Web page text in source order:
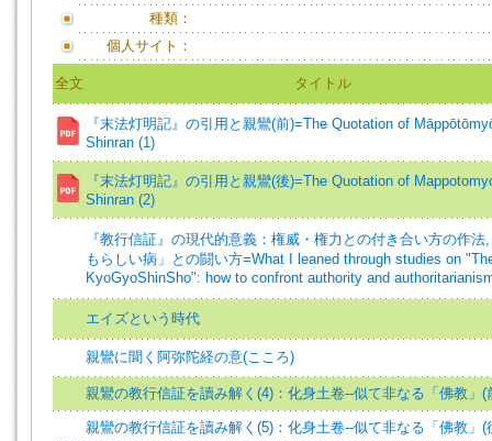
種類：
個人サイト：
全文 タイトル
『末法灯明記』の引用と親鸞(前)=The Quotation of
Shinran (1)
『末法灯明記』の引用と親鸞(後)=The Quotation of
Shinran (2)
『教行信証』の現代的意義：権威・権力との付き合い方の作法
もらしい病」との闘い方=What I leaned through studies on
KyoGyoShinSho": how to confront authority and
エイズという時代
親鸞に聞く阿弥陀経の意(こころ)
親鸞の教行信証を讀み解く(4)：化身土卷--似て非なる「佛教」(
親鸞の教行信証を讀み解く(5)：化身土卷--似て非なる「佛教」(